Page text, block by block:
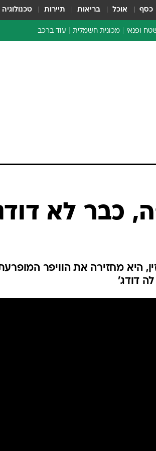
כסף אוכל בריאות תיירות טכנולוגיה
ופנאי מכונית חשמלית עוד ברכב
טכנולוגיהכבר לא
היא מחזירה את הוויפר